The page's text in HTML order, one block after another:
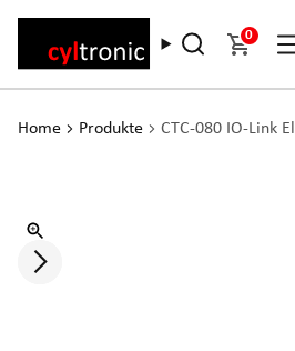
0
Home Produkte CTC-080 IO-Link